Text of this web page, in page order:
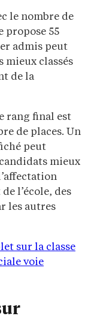
le nombre de
propose 55
admis peut
mieux classés
de la
rang final est
de places. Un
peut
mieux
l’école, des
les autres
sur la classe
voie